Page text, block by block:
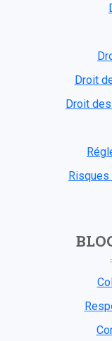
Droit
Droit
Risques